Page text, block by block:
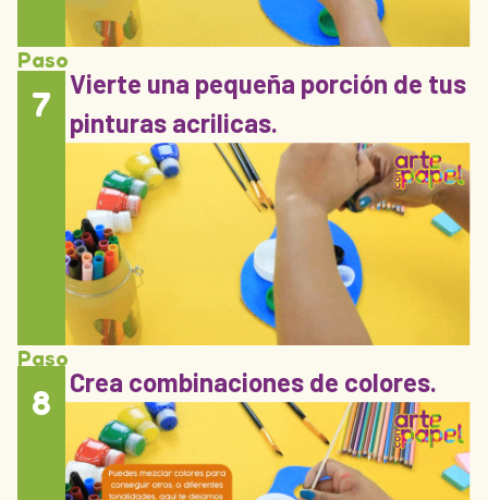
Paso
7
Vierte una pequeña porción de tus
pinturas acrilicas.
Paso
8 Crea combinaciones de colores.